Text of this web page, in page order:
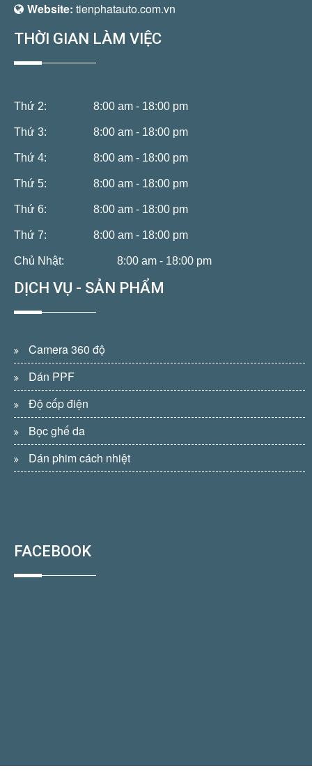
Website: tienphatauto.com.vn
THỜI GIAN LÀM VIỆC
Thứ 2: 8:00 am - 18:00 pm
Thứ 3: 8:00 am - 18:00 pm
Thứ 4: 8:00 am - 18:00 pm
Thứ 5: 8:00 am - 18:00 pm
Thứ 6: 8:00 am - 18:00 pm
Thứ 7: 8:00 am - 18:00 pm
Chủ Nhật: 8:00 am - 18:00 pm
DỊCH VỤ - SẢN PHẨM
Camera 360 độ
Dán PPF
Độ cốp điện
Bọc ghế da
Dán phim cách nhiệt
FACEBOOK